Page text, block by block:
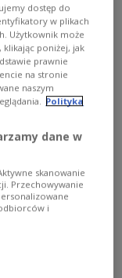
"W
nawet o
napisała
2021", w
wobec Rosji i
nic nigdy nie
jakieś błędy -
Frymark z
jest w jej
dostęp do
w plikach
Użytkownik może
poniżej, jak
prawnie
na stronie
naszym
Polityka
dane w
skanowanie
Przechowywanie
i